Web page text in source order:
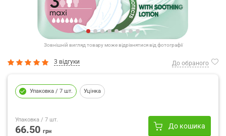
Зовнішній вигляд товару може відрізнятися від фотографії
3 відгуки До обраного
Упаковка / 7 шт. Уцінка
Упаковка / 7 шт.
66.50 грн
До кошика